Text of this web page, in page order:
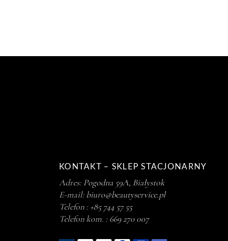
KONTAKT – SKLEP STACJONARNY
Adres: Pogodna 59A, Białystok
E-mail: biuro@beautyservice.pl
Telefon : +85 744 57 55
Telefon kom. : 669 270 007